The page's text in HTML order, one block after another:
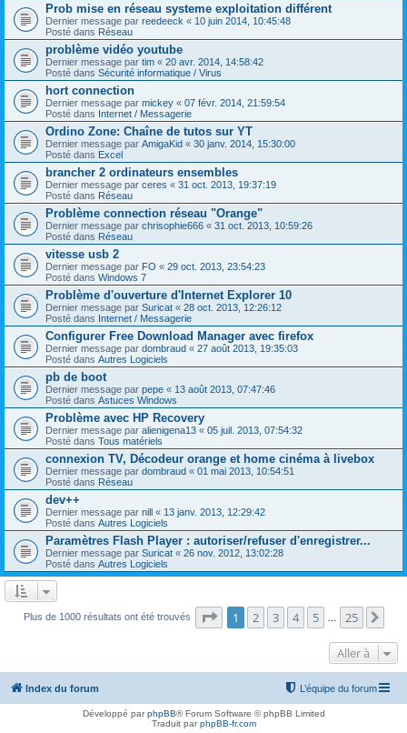
Prob mise en réseau systeme exploitation différent
Dernier message par reedeeck « 10 juin 2014, 10:45:48
Posté dans Réseau
problème vidéo youtube
Dernier message par tim « 20 avr. 2014, 14:58:42
Posté dans Sécurité informatique / Virus
hort connection
Dernier message par mickey « 07 févr. 2014, 21:59:54
Posté dans Internet / Messagerie
Ordino Zone: Chaîne de tutos sur YT
Dernier message par AmigaKid « 30 janv. 2014, 15:30:00
Posté dans Excel
brancher 2 ordinateurs ensembles
Dernier message par ceres « 31 oct. 2013, 19:37:19
Posté dans Réseau
Problème connection réseau "Orange"
Dernier message par chrisophie666 « 31 oct. 2013, 10:59:26
Posté dans Réseau
vitesse usb 2
Dernier message par FO « 29 oct. 2013, 23:54:23
Posté dans Windows 7
Problème d'ouverture d'Internet Explorer 10
Dernier message par Suricat « 28 oct. 2013, 12:26:12
Posté dans Internet / Messagerie
Configurer Free Download Manager avec firefox
Dernier message par dombraud « 27 août 2013, 19:35:03
Posté dans Autres Logiciels
pb de boot
Dernier message par pepe « 13 août 2013, 07:47:46
Posté dans Astuces Windows
Problème avec HP Recovery
Dernier message par alienigena13 « 05 juil. 2013, 07:54:32
Posté dans Tous matériels
connexion TV, Décodeur orange et home cinéma à livebox
Dernier message par dombraud « 01 mai 2013, 10:54:51
Posté dans Réseau
dev++
Dernier message par nill « 13 janv. 2013, 12:29:42
Posté dans Autres Logiciels
Paramètres Flash Player : autoriser/refuser d'enregistrer...
Dernier message par Suricat « 26 nov. 2012, 13:02:28
Posté dans Autres Logiciels
Plus de 1000 résultats ont été trouvés Page sur25
1 2 3 4 5 25
Aller à
Index du forum L’équipe du forum
Développé parphpBB® Forum Software © phpBB Limited
Traduit parphpBB-fr.com